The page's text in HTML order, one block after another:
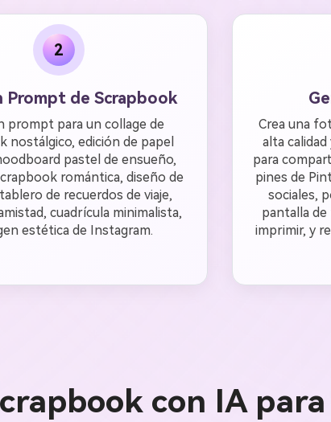
2
Prompt de Scrapbook
prompt para un collage de
nostálgico, edición de papel
pastel de ensueño,
romántica, diseño de
de recuerdos de viaje,
cuadrícula minimalista,
estética de Instagram.
Crea una
alta
para
pines de
sociales,
pantalla
imprimir, y
con IA para